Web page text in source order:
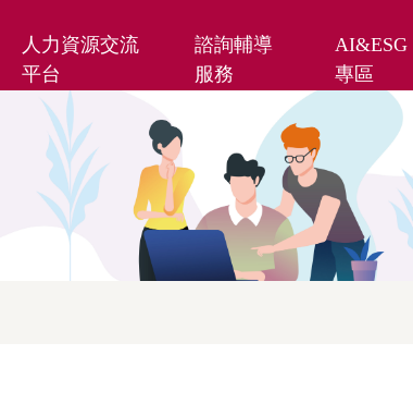
人力資源交流
平台
諮詢輔導
服務
AI&ESG
專區